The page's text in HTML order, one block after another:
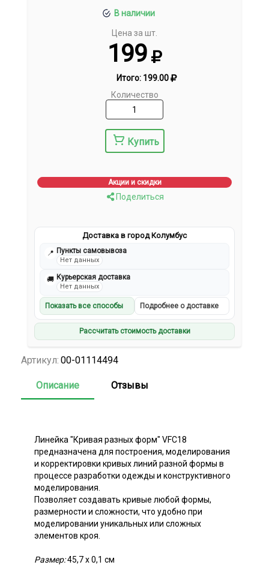
В наличии
Цена за шт.
199
Итого: 199.00
Количество
Купить
Акции и скидки
Поделиться
Доставка в город Колумбус
📍 Пункты самовывоза
Нет данных
🚚 Курьерская доставка
Нет данных
Показать все способы Подробнее о доставке
Рассчитать стоимость доставки
Артикул: 00-01114494
Описание Отзывы
Линейка "Кривая разных форм" VFC18
предназначена для построения, моделирования
и корректировки кривых линий разной формы в
процессе разработки одежды и конструктивного
моделирования.
Позволяет создавать кривые любой формы,
размерности и сложности, что удобно при
моделировании уникальных или сложных
элементов кроя.
Размер:45,7 х 0,1 см